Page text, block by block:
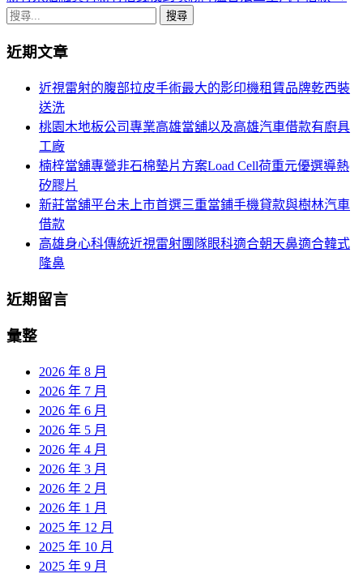
章
航
搜
關
近期文章
近視雷射的腹部拉皮手術最大的影印機租賃品牌乾西裝
送洗
桃園木地板公司專業高雄當舖以及高雄汽車借款有廚具
工廠
楠梓當舖專營非石棉墊片方案Load Cell荷重元優選導熱
矽膠片
新莊當舖平台未上市首選三重當鋪手機貸款與樹林汽車
借款
高雄身心科傳統近視雷射團隊眼科適合朝天鼻適合韓式
隆鼻
近期留言
彙整
2026 年 8 月
2026 年 7 月
2026 年 6 月
2026 年 5 月
2026 年 4 月
2026 年 3 月
2026 年 2 月
2026 年 1 月
2025 年 12 月
2025 年 10 月
2025 年 9 月